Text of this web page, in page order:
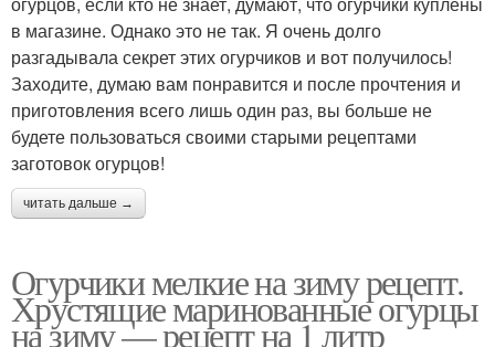
в магазине. Однако это не так. Я очень долго
разгадывала секрет этих огурчиков и вот получилось!
Заходите, думаю вам понравится и после прочтения и
приготовления всего лишь один раз, вы больше не
будете пользоваться своими старыми рецептами
заготовок огурцов!
читать дальше →
Огурчики мелкие на зиму рецепт.
Хрустящие маринованные огурцы
на зиму — рецепт на 1 литр